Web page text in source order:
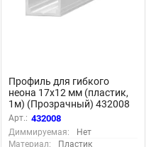
Профиль для гибкого
неона 17x12 мм (пластик,
1м) (Прозрачный) 432008
Арт.: 432008
Диммируемая:
Нет
Материал:
Пластик